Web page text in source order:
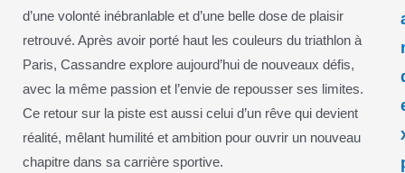
d’une volonté inébranlable et d’une belle dose de plaisir
retrouvé. Après avoir porté haut les couleurs du triathlon à
Paris, Cassandre explore aujourd’hui de nouveaux défis,
avec la même passion et l’envie de repousser ses limites.
Ce retour sur la piste est aussi celui d’un rêve qui devient
réalité, mêlant humilité et ambition pour ouvrir un nouveau
chapitre dans sa carrière sportive.